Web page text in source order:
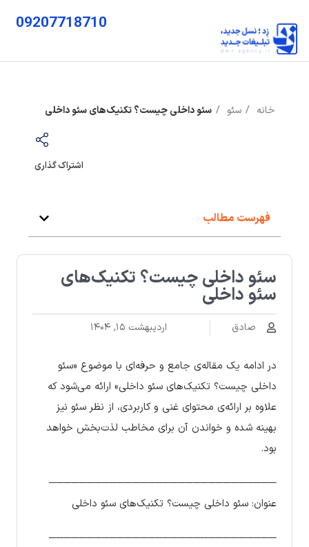
09207718710
خانه سئو سئو داخلی چیست؟ تکنیک‌های سئو داخلی
اشتراک گذاری
فهرست مطالب
سئو داخلی چیست؟ تکنیک‌های
سئو داخلی
صادق اردیبهشت ۱۵, ۱۴۰۴
در ادامه یک مقاله‌ی جامع و حرفه‌ای با موضوع «سئو
داخلی چیست؟ تکنیک‌های سئو داخلی» ارائه می‌شود که
علاوه بر ارائه‌ی محتوای غنی و کاربردی، از نظر سئو نیز
بهینه شده و خواندن آن برای مخاطب لذت‌بخش خواهد
بود.
──────────────────────────────
عنوان: سئو داخلی چیست؟ تکنیک‌های سئو داخلی
──────────────────────────────